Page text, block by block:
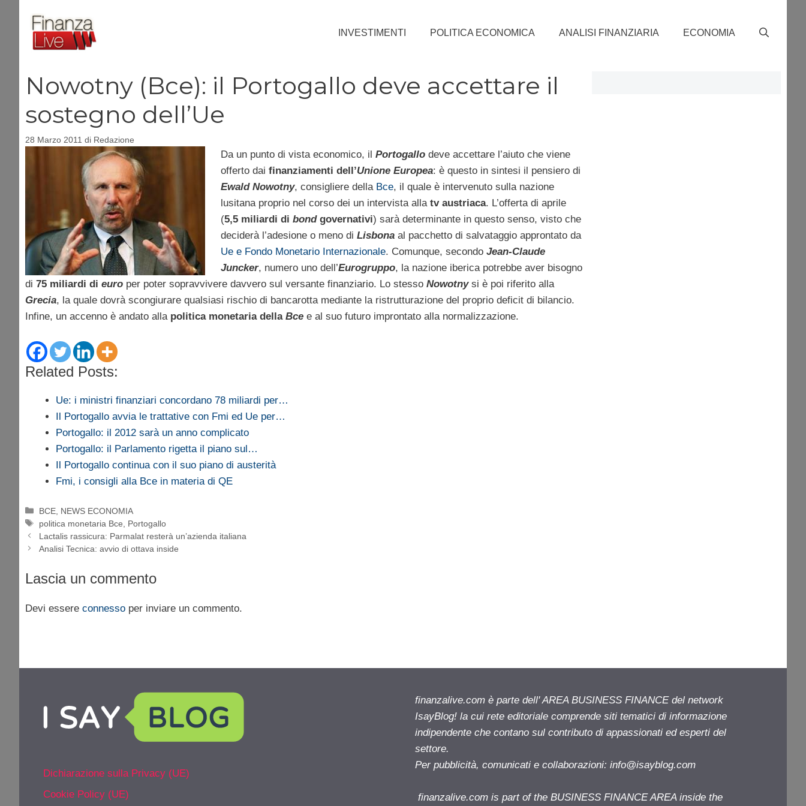
contenuto
INVESTIMENTI POLITICA ECONOMICA ANALISI FINANZIARIA ECONOMIA
Nowotny (Bce): il Portogallo deve accettare il
sostegno dell’Ue
28 Marzo 2011 di Redazione
Da un punto di vista economico, il Portogallodeve accettare l’aiuto che viene
offerto dai finanziamenti dell’Unione Europea: è questo in sintesi il pensiero di
Ewald Nowotny, consigliere della Bce, il quale è intervenuto sulla nazione
lusitana proprio nel corso dei un intervista alla tv austriaca. L’offerta di aprile
(5,5 miliardi di bondgovernativi) sarà determinante in questo senso, visto che
deciderà l’adesione o meno di Lisbonaal pacchetto di salvataggio approntato da
Ue e Fondo Monetario Internazionale. Comunque, secondo Jean-Claude
Juncker, numero uno dell’Eurogruppo, la nazione iberica potrebbe aver bisogno
di 75 miliardi di euro per poter sopravvivere davvero sul versante finanziario. Lo stesso Nowotnysi è poi riferito alla
Grecia, la quale dovrà scongiurare qualsiasi rischio di bancarotta mediante la ristrutturazione del proprio deficit di bilancio.
Infine, un accenno è andato alla politica monetaria della Bce e al suo futuro improntato alla normalizzazione.
Related Posts:
Ue: i ministri finanziari concordano 78 miliardi per…
Il Portogallo avvia le trattative con Fmi ed Ue per…
Portogallo: il 2012 sarà un anno complicato
Portogallo: il Parlamento rigetta il piano sul…
Il Portogallo continua con il suo piano di austerità
Fmi, i consigli alla Bce in materia di QE
Categorie
BCE NEWS ECONOMIA
Tag
politica monetaria Bce
Portogallo
Lactalis rassicura: Parmalat resterà un’azienda italiana
Analisi Tecnica: avvio di ottava inside
Lascia un commento
Devi essere connesso per inviare un commento.
Dichiarazione sulla Privacy (UE)
Cookie Policy (UE)
finanzalive.com è parte dell' AREA BUSINESS FINANCE del network
IsayBlog! la cui rete editoriale comprende siti tematici di informazione
indipendente che contano sul contributo di appassionati ed esperti del
settore.
Per pubblicità, comunicati e collaborazioni: info@isayblog.com
finanzalive.com is part of the BUSINESS FINANCE AREA inside the